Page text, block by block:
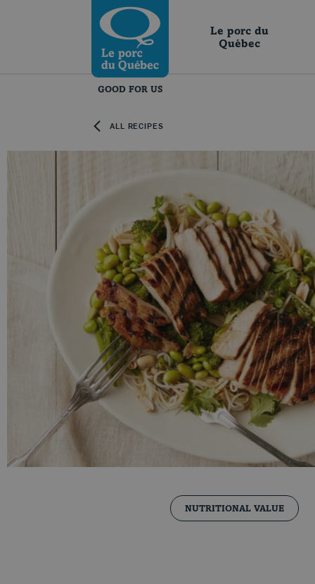
Return to homepage
GOOD FOR US
Le porc du
Québec
ALL RECIPES
NUTRITIONAL VALUE